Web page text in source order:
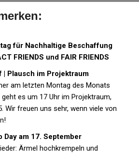
für Nachhaltige Beschaffung
FRIENDS und FAIR FRIENDS
| Plausch im Projektraum
am letzten Montag des Monats
es um 17 Uhr im Projektraum,
Wir freuen uns sehr, wenn viele von
Day am 17. September
Ärmel hochkrempeln und